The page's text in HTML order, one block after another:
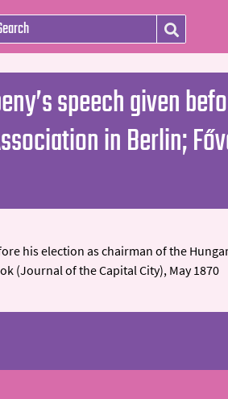
speech given
in Berlin;
his election as chairman of the
(Journal of the Capital City), May 1870